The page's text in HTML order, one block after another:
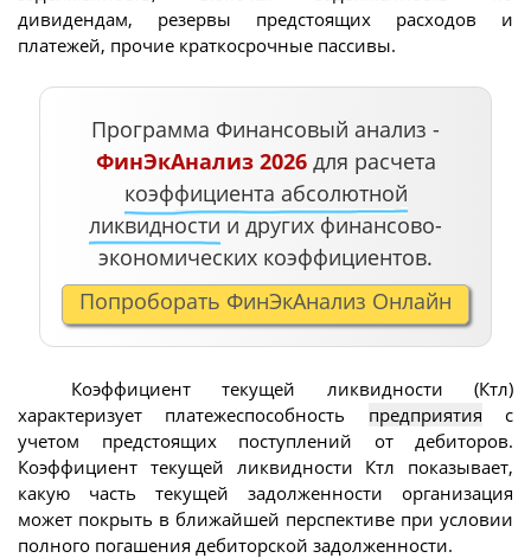
дивидендам, резервы предстоящих расходов и
платежей, прочие краткосрочные пассивы.
Программа Финансовый анализ -
ФинЭкАнализ 2026для расчета
коэффициента абсолютной
ликвидности и других финансово-
экономических коэффициентов.
Попроборать ФинЭкАнализ Онлайн
Коэффициент текущей ликвидности (Ктл)
характеризует платежеспособность предприятия с
учетом предстоящих поступлений от дебиторов.
Коэффициент текущей ликвидности Ктл показывает,
какую часть текущей задолженности организация
может покрыть в ближайшей перспективе при условии
полного погашения дебиторской задолженности.